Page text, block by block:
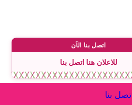
اتصل بنا الآن
للاعلان هنا اتصل بنا
اتصل بنا